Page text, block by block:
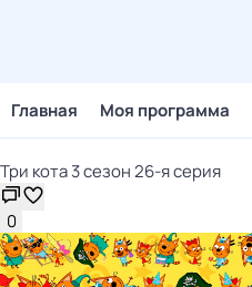
Главная Моя программа
Три кота 3 сезон 26-я серия
0